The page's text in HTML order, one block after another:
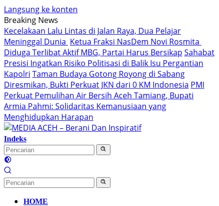
Langsung ke konten
Breaking News
Kecelakaan Lalu Lintas di Jalan Raya, Dua Pelajar
Meninggal Dunia Ketua Fraksi NasDem Novi Rosmita
Diduga Terlibat Aktif MBG, Partai Harus Bersikap Sahabat
Presisi Ingatkan Risiko Politisasi di Balik Isu Pergantian
Kapolri Taman Budaya Gotong Royong di Sabang
Diresmikan, Bukti Perkuat JKN dari 0 KM Indonesia PMI
Perkuat Pemulihan Air Bersih Aceh Tamiang, Bupati
Armia Pahmi: Solidaritas Kemanusiaan yang
Menghidupkan Harapan
Indeks
HOME